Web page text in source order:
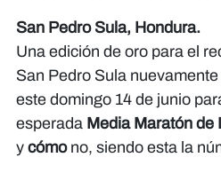
San Pedro Sula, Hondura.
Una edición de oro para el
San Pedro Sula
este domingo 14 de junio
esperada Media Maratón
y cómono, siendo esta la